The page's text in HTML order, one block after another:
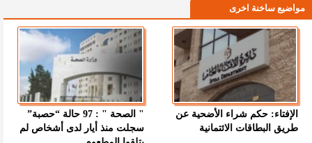
مواضيع ساخنة اخرى
الإفتاء: حكم شراء الأضحية عن
طريق البطاقات الائتمانية
" الصحة " : 97 حالة “حصبة”
سجلت منذ أيار لدى أشخاص لم